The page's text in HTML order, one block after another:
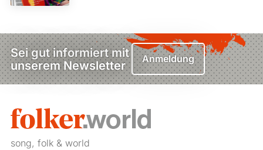
Sei gut informiert mit
unserem Newsletter
Anmeldung
song, folk & world